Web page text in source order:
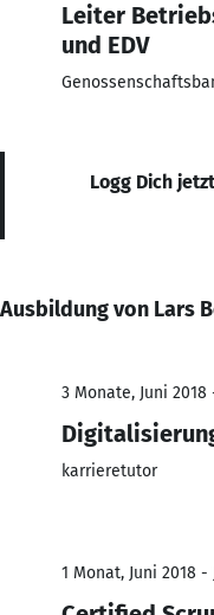
Leiter
und EDV
Logg Dich
Ausbildung von Lars
3 Monate, Juni 2018
karrieretutor
1 Monat, Juni 2018 -